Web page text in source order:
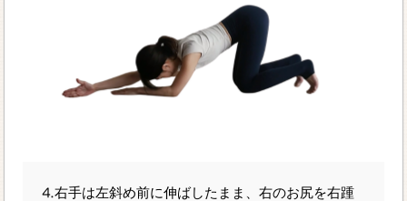
⒋右手は左斜め前に伸ばしたまま、右のお尻を右踵